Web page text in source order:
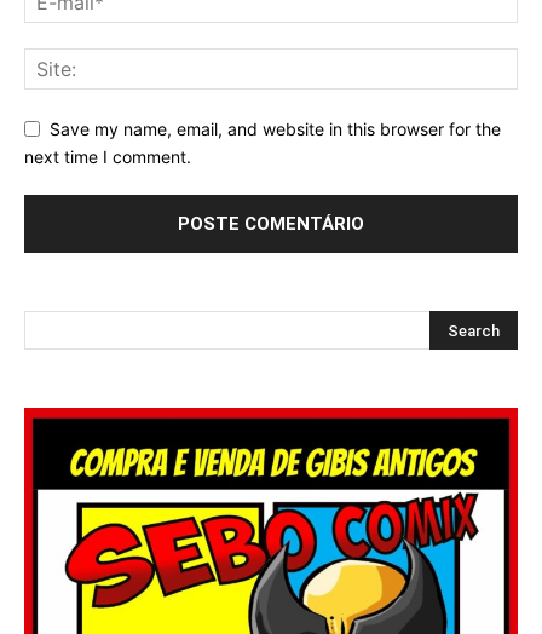
Save my name, email, and website in this browser for the
next time I comment.